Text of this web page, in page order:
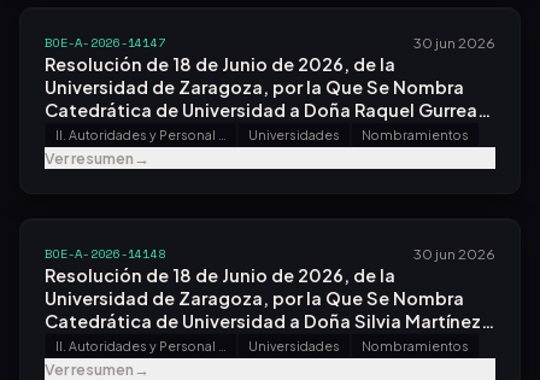
BOE-A-2026-14147 30 jun 2026
Resolución de 18 de Junio de 2026, de la
Universidad de Zaragoza, por la Que Se Nombra
Catedrática de Universidad a Doña Raquel Gurrea
Sarasa.
Universidades Nombramientos
Ver resumen→
BOE-A-2026-14148 30 jun 2026
Resolución de 18 de Junio de 2026, de la
Universidad de Zaragoza, por la Que Se Nombra
Catedrática de Universidad a Doña Silvia Martínez
Falquina.
Universidades Nombramientos
Ver resumen→